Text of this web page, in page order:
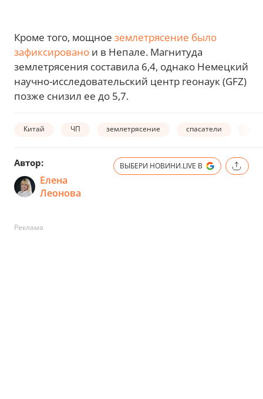
Кроме того, мощное землетрясение было
зафиксировано и в Непале. Магнитуда
землетрясения составила 6,4, однако Немецкий
научно-исследовательский центр геонаук (GFZ)
позже снизил ее до 5,7.
Китай ЧП землетрясение спасатели
Автор:
Елена
Леонова
ВЫБЕРИ НОВИНИ.LIVE В
Реклама